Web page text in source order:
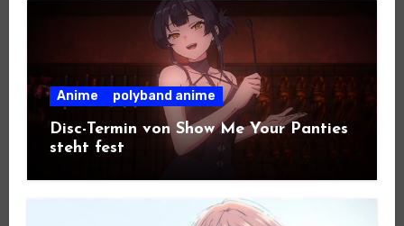
Anime polyband anime
Disc-Termin von Show Me Your Panties
steht fest